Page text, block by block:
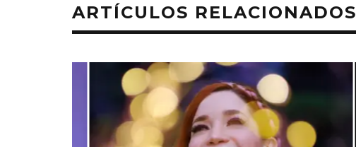
ARTÍCULOS RELACIONADOS